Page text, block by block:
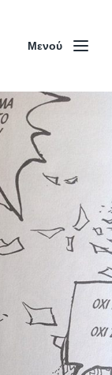
Μενού